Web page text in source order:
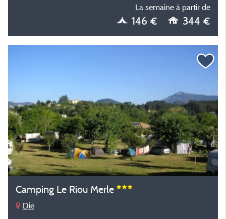
La semaine à partir de
146 € 344 €
Camping Le Riou Merle
Die